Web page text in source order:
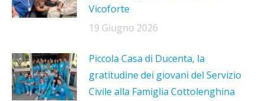
Vicoforte
19 Giugno 2026
Piccola Casa di Ducenta, la
gratitudine dei giovani del Servizio
Civile alla Famiglia Cottolenghina